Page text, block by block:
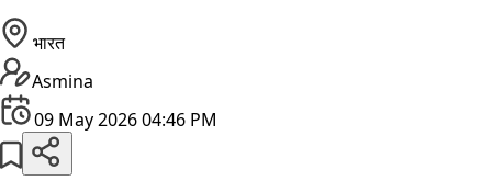
भारत
Asmina
09 May 2026 04:46 PM